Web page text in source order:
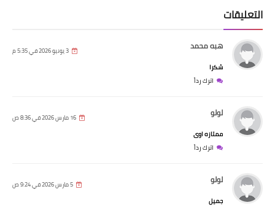
التعليقات
هبه محمد 3 يونيو 2026 في 5:35 م
شكرا
اترك رداً
لولو 16 مارس 2026 في 8:36 ص
ممتازه اوى
اترك رداً
لولو 5 مارس 2026 في 9:24 ص
جميل